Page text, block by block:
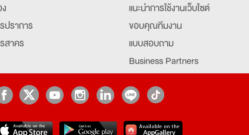
ปราการ
สาคร
แนะนำการใช้งานเว็บไซต์
ขอบคุณทีมงาน
แบบสอบถาม
Business Partners
Partner มหาวิทยาลัย
Job Index
job